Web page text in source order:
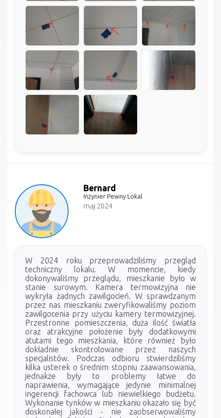
Bernard
Inżynier Pewny Lokal
maj 2024
W 2024 roku przeprowadziliśmy przegląd
techniczny lokalu. W momencie, kiedy
dokonywaliśmy przeglądu, mieszkanie było w
stanie surowym. Kamera termowizyjna nie
wykryła żadnych zawilgocień. W sprawdzanym
przez nas mieszkaniu zweryfikowaliśmy poziom
zawilgocenia przy użyciu kamery termowizyjnej.
Przestronne pomieszczenia, duża ilość światła
oraz atrakcyjne położenie były dodatkowymi
atutami tego mieszkania, które również było
dokładnie skontrolowane przez naszych
specjalistów. Podczas odbioru stwierdziliśmy
kilka usterek o średnim stopniu zaawansowania,
jednakże były to problemy łatwe do
naprawienia, wymagające jedynie minimalnej
ingerencji fachowca lub niewielkiego budżetu.
Wykonanie tynków w mieszkaniu okazało się być
doskonałej jakości - nie zaobserwowaliśmy